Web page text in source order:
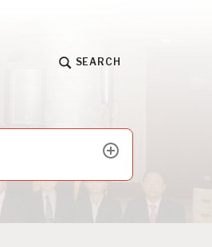
SEARCH
expand
menu